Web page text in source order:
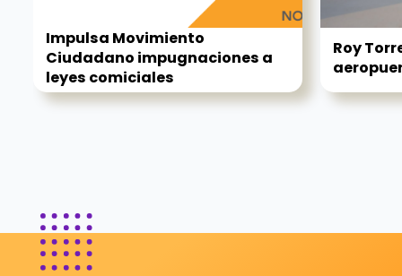
Impulsa Movimiento
Ciudadano impugnaciones a
leyes comiciales
Roy